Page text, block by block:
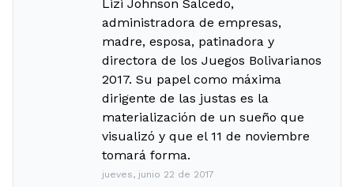
Lizi Johnson Salcedo,
administradora de empresas,
madre, esposa, patinadora y
directora de los Juegos Bolivarianos
2017. Su papel como máxima
dirigente de las justas es la
materialización de un sueño que
visualizó y que el 11 de noviembre
tomará forma.
jueves, junio 22 de 2017